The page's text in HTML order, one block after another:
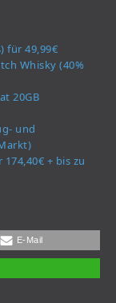
für 49,99€
Whisky (40%
20GB
und
+ bis zu
E-Mail